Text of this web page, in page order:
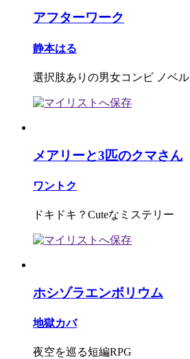
アフターワーク
静本はる
選択肢ありの男女コンビ ノベル
メアリーと3匹のクマさん
ワントク
ドキドキ？Cuteなミステリー
ホシゾラエンボリウム
地獄カバ
夜空を巡る短編RPG